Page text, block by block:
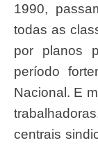
1990,
todas as
por planos
período
Nacional. E
centrais